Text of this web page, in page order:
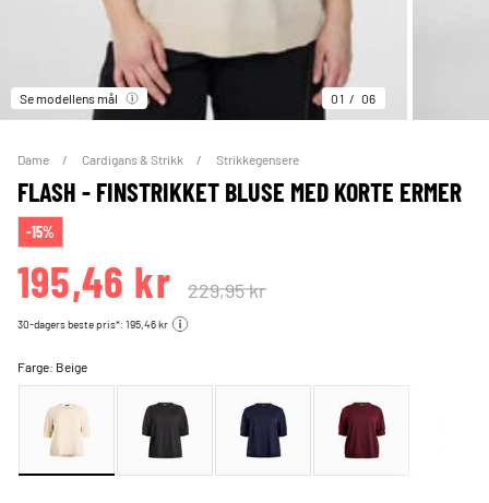
Se modellens mål 01 06
Dame Cardigans & Strikk Strikkegensere
FLASH - FINSTRIKKET BLUSE MED KORTE ERMER
-15%
195,46 kr 229,95 kr
30-dagers beste pris*: 195,46 kr
Farge: Beige